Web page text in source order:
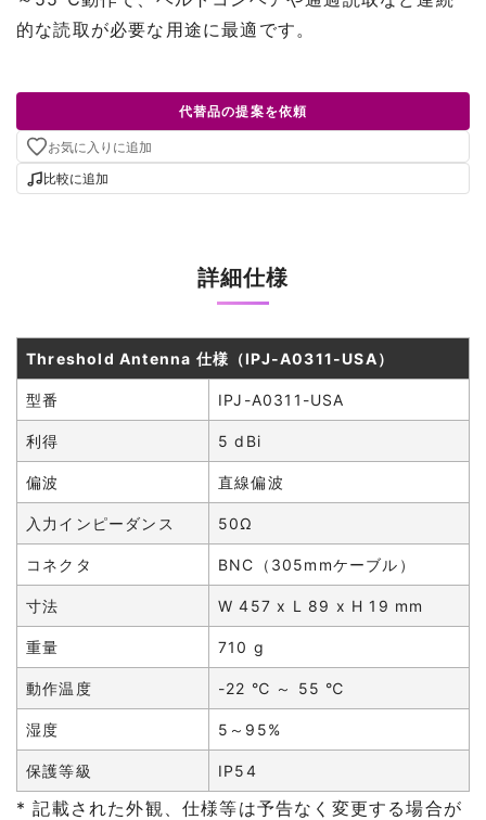
的な読取が必要な用途に最適です。
代替品の提案を依頼
お気に入りに追加
比較に追加
詳細仕様
Threshold Antenna 仕様（IPJ-A0311-USA）
型番 IPJ-A0311-USA
利得 5 dBi
偏波 直線偏波
入力インピーダンス 50Ω
コネクタ BNC（305mmケーブル）
寸法 W 457 x L 89 x H 19 mm
重量 710 g
動作温度 -22 ℃ ～ 55 ℃
湿度 5～95%
保護等級 IP54
* 記載された外観、仕様等は予告なく変更する場合が